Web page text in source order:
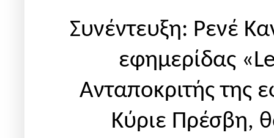
Συνέντευξη: Ρενέ
εφημερίδας
Ανταποκριτής της
Κύριε Πρέσβη,